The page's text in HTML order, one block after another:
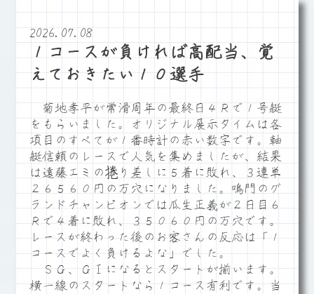
2026.07.08
１コースが負ければ高配当、覚
えておきたい１０選手
菊地孝平が常滑周年の最終日４Ｒで１号艇
をもらいました。オリジナル展示タイムは各
項目のすべてが１番時計の赤い数字です。軸
艇信頼のレースで人気を集めましたが、結果
は遠藤エミの捲り差しに５着に敗れ、３連単
２６５６０円の万穴になりました。鳴門のグ
ランドチャンピオンでは瓜生正義が２日目６
Ｒで４着に敗れ、３５０６０円の万穴です。
レースが終わった後のお客さんの反応は「１
コースでよく負けるよな」でした。
ＳＧ、ＧⅠになるとスタートが揃います。
横一線のスタートなら１コース有利です。当